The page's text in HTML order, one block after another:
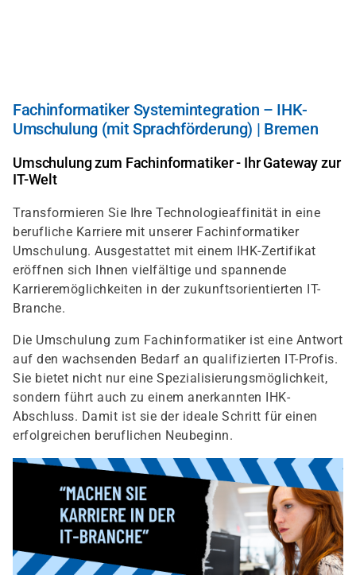
Fachinformatiker Systemintegration – IHK-
Umschulung (mit Sprachförderung) | Bremen
Umschulung zum Fachinformatiker - Ihr Gateway zur
IT-Welt
Transformieren Sie Ihre Technologieaffinität in eine
berufliche Karriere mit unserer Fachinformatiker
Umschulung. Ausgestattet mit einem IHK-Zertifikat
eröffnen sich Ihnen vielfältige und spannende
Karrieremöglichkeiten in der zukunftsorientierten IT-
Branche.
Die Umschulung zum Fachinformatiker ist eine Antwort
auf den wachsenden Bedarf an qualifizierten IT-Profis.
Sie bietet nicht nur eine Spezialisierungsmöglichkeit,
sondern führt auch zu einem anerkannten IHK-
Abschluss. Damit ist sie der ideale Schritt für einen
erfolgreichen beruflichen Neubeginn.